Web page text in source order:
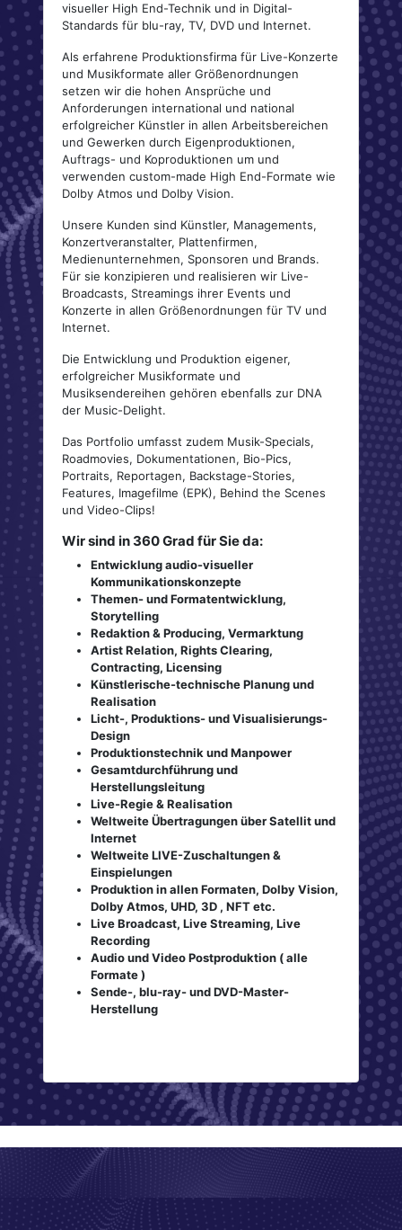
visueller High End-Technik und in Digital-
Standards für blu-ray, TV, DVD und Internet.
Als erfahrene Produktionsfirma für Live-Konzerte
und Musikformate aller Größenordnungen
setzen wir die hohen Ansprüche und
Anforderungen international und national
erfolgreicher Künstler in allen Arbeitsbereichen
und Gewerken durch Eigenproduktionen,
Auftrags- und Koproduktionen um und
verwenden custom-made High End-Formate wie
Dolby Atmos und Dolby Vision.
Unsere Kunden sind Künstler, Managements,
Konzertveranstalter, Plattenfirmen,
Medienunternehmen, Sponsoren und Brands.
Für sie konzipieren und realisieren wir Live-
Broadcasts, Streamings ihrer Events und
Konzerte in allen Größenordnungen für TV und
Internet.
Die Entwicklung und Produktion eigener,
erfolgreicher Musikformate und
Musiksendereihen gehören ebenfalls zur DNA
der Music-Delight.
Das Portfolio umfasst zudem Musik-Specials,
Roadmovies, Dokumentationen, Bio-Pics,
Portraits, Reportagen, Backstage-Stories,
Features, Imagefilme (EPK), Behind the Scenes
und Video-Clips!
Wir sind in 360 Grad für Sie da:
Entwicklung audio-visueller
Kommunikationskonzepte
Themen- und Formatentwicklung,
Storytelling
Redaktion & Producing, Vermarktung
Artist Relation, Rights Clearing,
Contracting, Licensing
Künstlerische-technische Planung und
Realisation
Licht-, Produktions- und Visualisierungs-
Design
Produktionstechnik und Manpower
Gesamtdurchführung und
Herstellungsleitung
Live-Regie & Realisation
Weltweite Übertragungen über Satellit und
Internet
Weltweite LIVE-Zuschaltungen &
Einspielungen
Produktion in allen Formaten, Dolby Vision,
Dolby Atmos, UHD, 3D , NFT etc.
Live Broadcast, Live Streaming, Live
Recording
Audio und Video Postproduktion ( alle
Formate )
Sende-, blu-ray- und DVD-Master-
Herstellung